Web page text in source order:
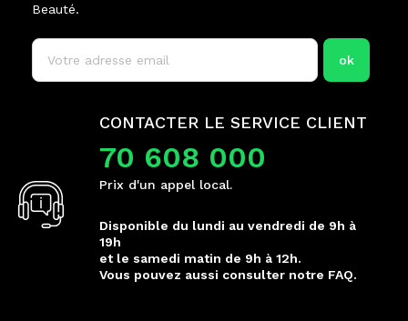
Beauté.
CONTACTER LE SERVICE CLIENT
70 608 000
Prix d'un appel local.
Disponible du lundi au vendredi de 9h à
19h
et le samedi matin de 9h à 12h.
Vous pouvez aussi consulter notre FAQ.